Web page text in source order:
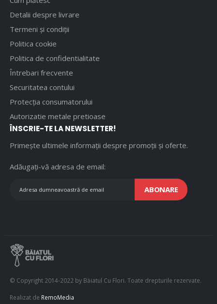
Detalii despre livrare
Termeni și condiții
Politica cookie
Politica de confidentialitate
Întrebari frecvente
Securitatea contului
Protecția consumatorului
Autorizatie metale pretioase
ÎNSCRIE-TE LA NEWSLETTER!
Primește ultimele informații despre promoții și oferte.
Adăugați-vă adresa de email:
ABONARE
© Copyright 2014-2022 by Băiatul Cu Flori. Toate drepturile rezervate.
Realizat de RemoMedia